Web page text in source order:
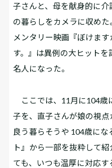
子さんと、母を献身的に
の暮らしをカメラに収め
メンタリー映画『ぼけま
す。』は異例の大ヒット
名人になった。
ここでは、11月に104歳
子を、直子さんが娘の視
良う暮らそうや 104歳に
ト』から一部を抜粋して
ても、いつも温厚に対応